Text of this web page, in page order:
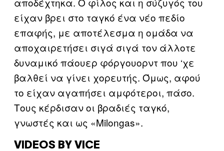
είχαν βρει στο ταγκό ένα νέο πεδίο
επαφής, με αποτέλεσμα η ομάδα να
αποχαιρετήσει σιγά σιγά τον άλλοτε
δυναμικό πάουερ φόργουορντ που ‘χε
βαλθεί να γίνει χορευτής. Όμως, αφού
το είχαν αγαπήσει αμφότεροι, πάσο.
Τους κέρδισαν οι βραδιές ταγκό,
γνωστές και ως «Milongas».
VIDEOS BY VICE